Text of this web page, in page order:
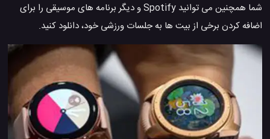
شما همچنین می توانید Spotify و دیگر برنامه های موسیقی را برای
اضافه کردن برخی از بیت ها به جلسات ورزشی خود، دانلود کنید.